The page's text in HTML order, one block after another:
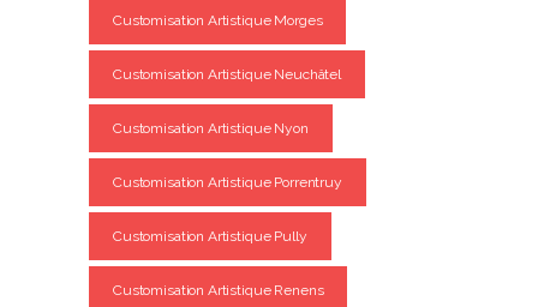
Customisation Artistique Morges
Customisation Artistique Neuchâtel
Customisation Artistique Nyon
Customisation Artistique Porrentruy
Customisation Artistique Pully
Customisation Artistique Renens